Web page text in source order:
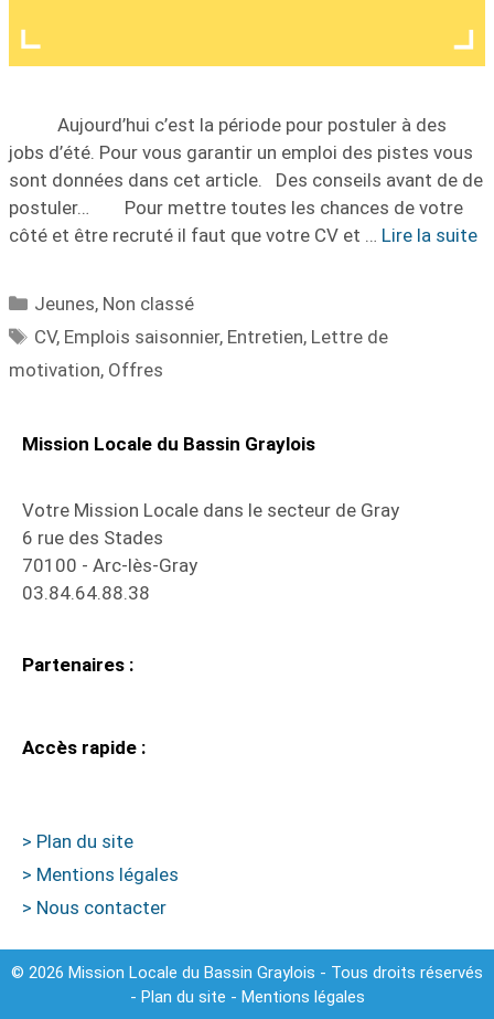
Aujourd’hui c’est la période pour postuler à des
jobs d’été. Pour vous garantir un emploi des pistes vous
sont données dans cet article. Des conseils avant de de
postuler… Pour mettre toutes les chances de votre
côté et être recruté il faut que votre CV et … Lire la suite
Jeunes, Non classé
CV, Emplois saisonnier, Entretien, Lettre de
motivation, Offres
Mission Locale du Bassin Graylois
Votre Mission Locale dans le secteur de Gray
6 rue des Stades
70100 - Arc-lès-Gray
03.84.64.88.38
Partenaires :
Accès rapide :
> Plan du site
> Mentions légales
> Nous contacter
© 2026 Mission Locale du Bassin Graylois - Tous droits réservés
- Plan du site - Mentions légales